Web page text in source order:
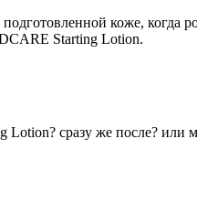
коже,
Starting Lotion.
сразу же после? или